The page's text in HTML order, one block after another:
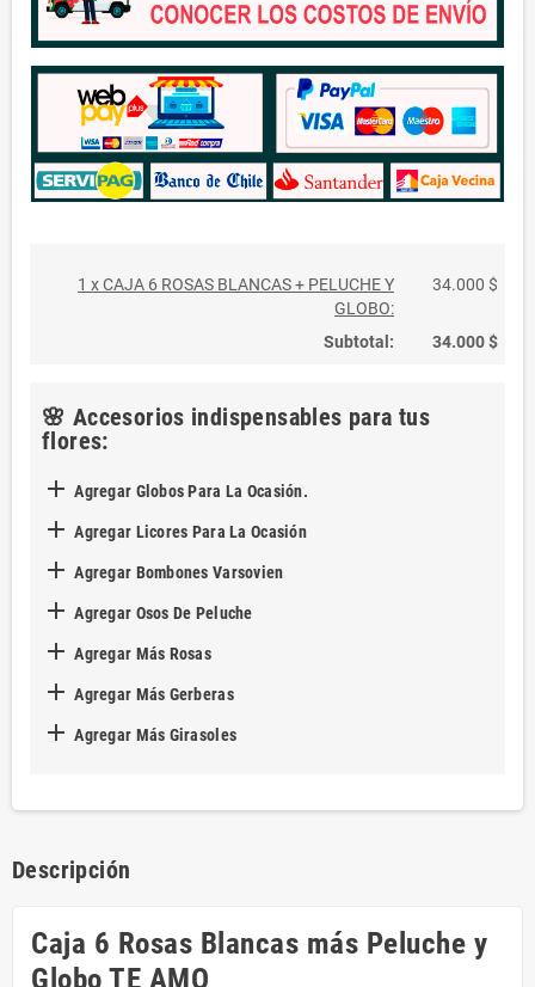
1 x CAJA 6 ROSAS BLANCAS + PELUCHE Y
GLOBO:
34.000 $
Subtotal: 34.000 $
🌸 Accesorios indispensables para tus
flores:
 Agregar Globos Para La Ocasión.
 Agregar Licores Para La Ocasión
 Agregar Bombones Varsovien
 Agregar Osos De Peluche
 Agregar Más Rosas
 Agregar Más Gerberas
 Agregar Más Girasoles
Descripción
Caja 6 Rosas Blancas más Peluche y
Globo TE AMO